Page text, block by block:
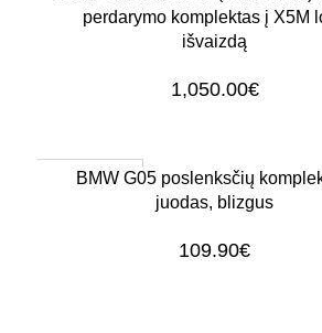
perdarymo komplektas į X5M
išvaizdą
1,050.00€
1–3 d. d.
Į KREPŠELĮ
BMW G05 poslenksčių
juodas, blizgus
109.90€